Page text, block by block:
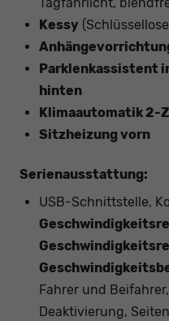
Tagfahrlicht,
Kessy
Parklenkassistent
hinten
Klimaautomatik 2-
Sitzheizung vorn
Serienausstattung:
USB-Schnittstelle,
Fahrer und
Deaktivierung,